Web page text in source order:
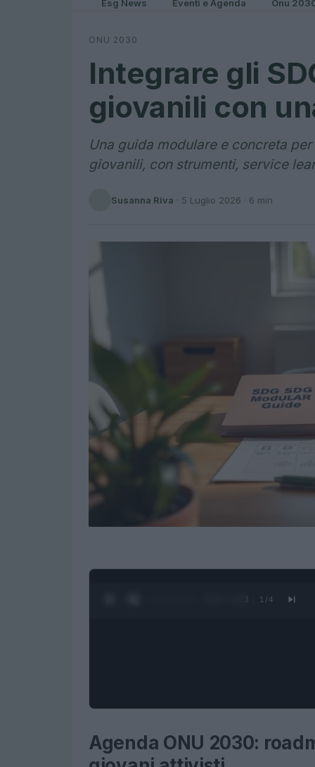
Esg News Eventi e Agenda Onu
ONU 2030
Integrare gli
giovanili con
Una guida modulare e concreta
giovanili, con strumenti, service
Susanna Riva · 5 Luglio 2026 · 6 min
0:28 / 1:23 1 /4
Agenda ONU 2030: